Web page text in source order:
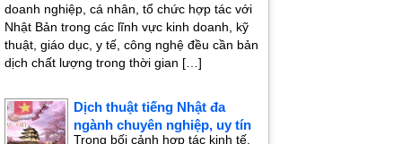
doanh nghiệp, cá nhân, tổ chức hợp tác với
Nhật Bản trong các lĩnh vực kinh doanh, kỹ
thuật, giáo dục, y tế, công nghệ đều cần bản
dịch chất lượng trong thời gian […]
Dịch thuật tiếng Nhật đa
ngành chuyên nghiệp, uy tín
Trong bối cảnh hợp tác kinh tế,